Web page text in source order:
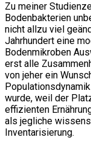
Zu meiner
Bodenbakterien
nicht allzu viel
Jahrhundert eine
Bodenmikroben
erst alle
von jeher ein
wurde, weil der
effizienten
als jegliche
Inventarisierung.